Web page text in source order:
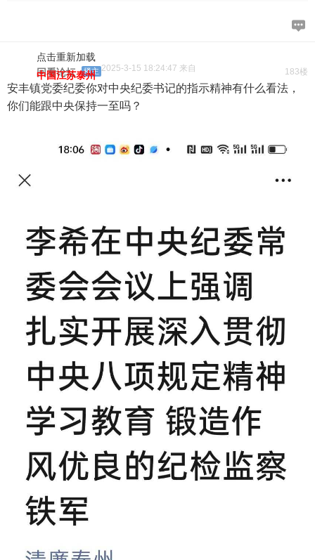
点击重新加载
183楼
回看论坛 楼主 2025-3-15 18:24:47 来自
中国江苏泰州
安丰镇党委纪委你对中央纪委书记的指示精神有什么看法，
你们能跟中央保持一至吗？